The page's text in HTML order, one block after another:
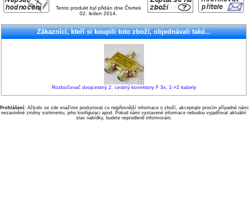
Tento produkt byl přidán dne Čtvrtek
02. leden 2014.
Zákaznící, kteří si koupili toto zboží, objednávali také...
Rozbočovač dvojcestný 2. cestný konektory F 3x, 1->2 kabely
Prohlášení:Ačkoliv se zde snažíme poskytovat co nejpřesnější informace o zboží, akceptujte prosím případné námi
nezaviněné změny sortimentu, jeho konfiguraci apod. Pokud námi vystavené informace nebudou vyjadřovat aktuální
stav nabídky, budete neprodleně informováni.